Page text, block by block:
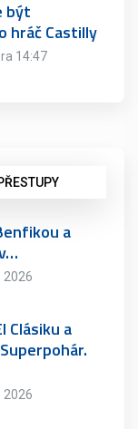
být
hráč Castilly
14:47
a
2026
Clásiku a
2026